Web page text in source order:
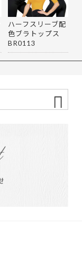
ハーフスリーブ配
色ブラトップス
BR0113